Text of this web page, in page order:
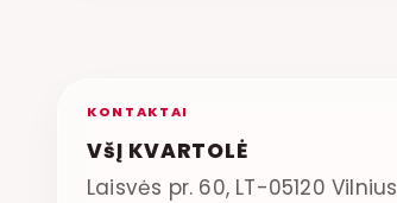
KONTAKTAI
VšĮ KVARTOLĖ
Laisvės pr. 60, LT-05120 Vilnius